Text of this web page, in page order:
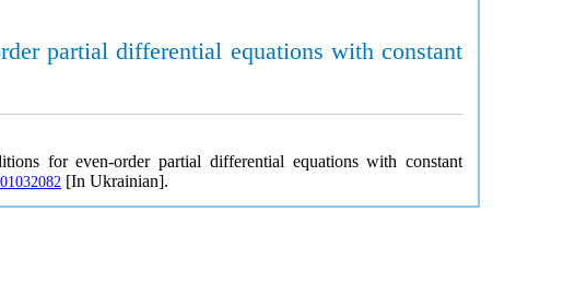
partial differential equations with constant
for even-order partial differential equations with constant
[In Ukrainian].